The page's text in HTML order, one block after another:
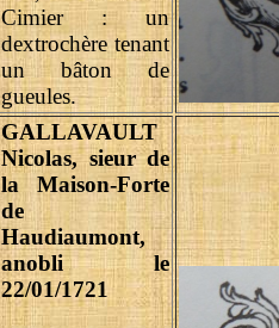
Cimier : un
dextrochère tenant
un bâton de
gueules.
GALLAVAULT
Nicolas, sieur de
la Maison-Forte
de
Haudiaumont,
anobli le
22/01/1721